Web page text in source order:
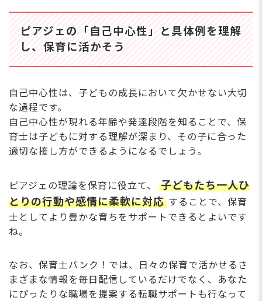
介しま...
ピアジェの「自己中心性」と具体例を理解
し、保育に活かそう
自己中心性は、子どもの成長において欠かせない大切
な過程です。
自己中心性が現れる年齢や発達段階を知ることで、保
育士は子どもに対する理解が深まり、その子に合った
適切な接し方ができるようになるでしょう。
ピアジェの理論を保育に役立て、
子どもたち一人ひ
とりの行動や感情に柔軟に対応 することで、保育
士としてより豊かな育ちをサポートできるとよいです
ね。
なお、保育士バンク！では、日々の保育で活かせるさ
まざまな情報を毎日配信しているだけでなく、あなた
にぴったりな職場を提案する転職サポートも行なって